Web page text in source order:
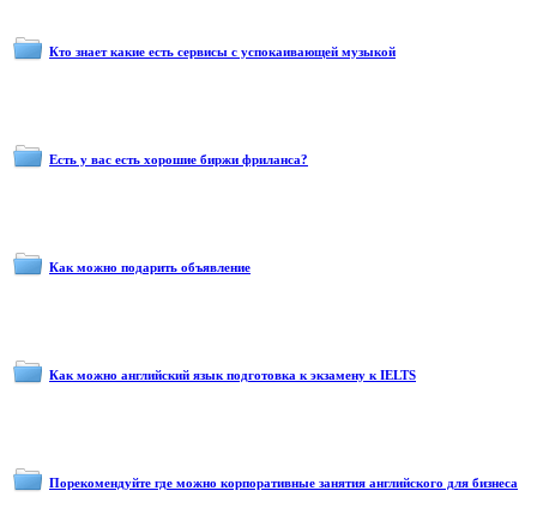
Кто знает какие есть сервисы с успокаивающей музыкой
Есть у вас есть хорошие биржи фриланса?
Как можно подарить объявление
Как можно английский язык подготовка к экзамену к IELTS
Порекомендуйте где можно корпоративные занятия английского для бизнеса